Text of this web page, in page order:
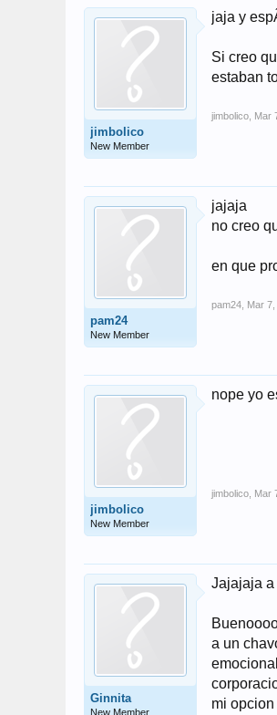
jimbolico
New Member
jaja y
Si creo
estaban
jimbolico Mar
pam24
New Member
jajaja
no creo
en que
pam24 Mar
jimbolico
New Member
nope yo
jimbolico Mar
Ginnita
New Member
Jajajaja a
a un
mi